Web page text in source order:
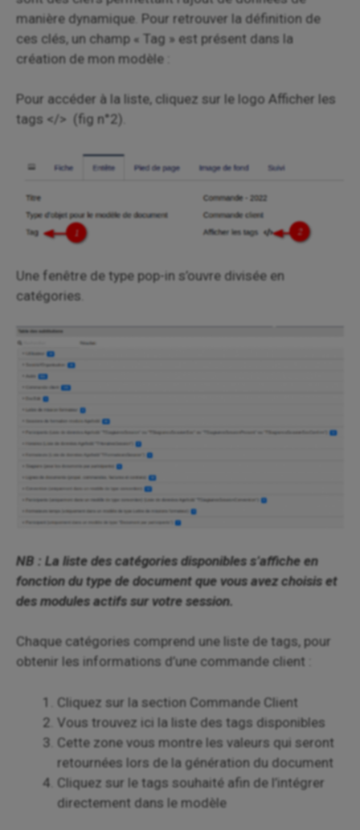
manière dynamique. Pour retrouver la définition de
ces clés, un champ « Tag » est présent dans la
création de mon modèle :
Pour accéder à la liste, cliquez sur le logo Afficher les
tags </> (fig n°2).
Une fenêtre de type pop-in s’ouvre divisée en
catégories.
NB : La liste des catégories disponibles s’affiche en
fonction du type de document que vous avez choisis et
des modules actifs sur votre session.
Chaque catégories comprend une liste de tags, pour
obtenir les informations d’une commande client :
Cliquez sur la section Commande Client
Vous trouvez ici la liste des tags disponibles
Cette zone vous montre les valeurs qui seront
retournées lors de la génération du document
Cliquez sur le tags souhaité afin de l’intégrer
directement dans le modèle